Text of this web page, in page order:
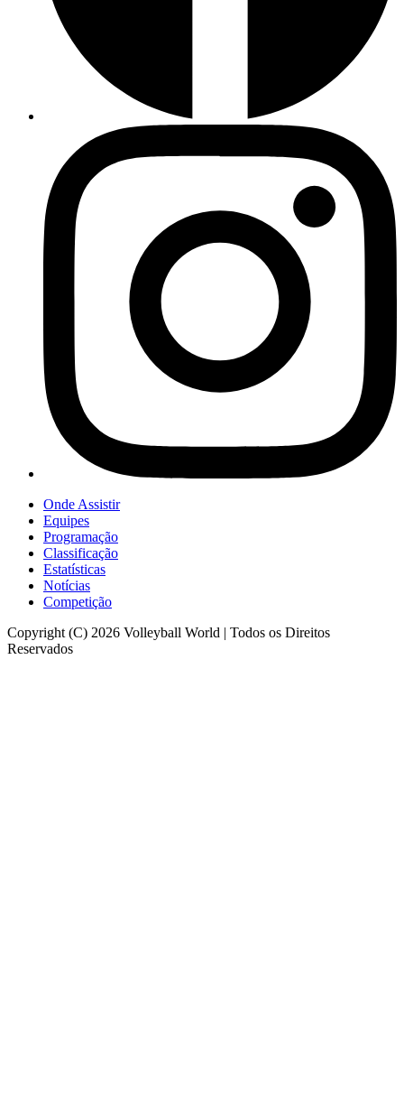
Onde Assistir
Equipes
Programação
Classificação
Estatísticas
Notícias
Competição
Copyright (C) 2026 Volleyball World | Todos os Direitos
Reservados